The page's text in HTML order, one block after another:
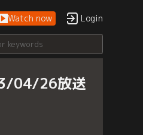
Watch now Login
04/26放送